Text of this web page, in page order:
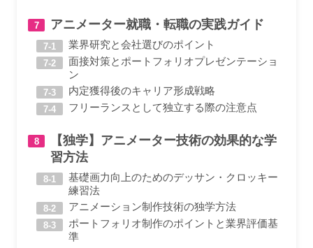
アニメーター就職・転職の実践ガイド
業界研究と会社選びのポイント
面接対策とポートフォリオプレゼンテーショ
ン
内定獲得後のキャリア形成戦略
フリーランスとして独立する際の注意点
【独学】アニメーター技術の効果的な学
習方法
基礎画力向上のためのデッサン・クロッキー
練習法
アニメーション制作技術の独学方法
ポートフォリオ制作のポイントと業界評価基
準